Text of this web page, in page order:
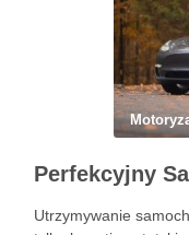
Utrzymywanie